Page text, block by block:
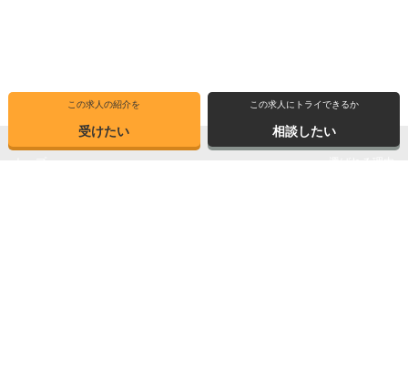
この求人の紹介を
受けたい
この求人にトライできるか
相談したい